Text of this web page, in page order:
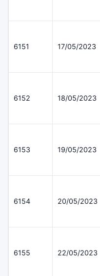
6151 17/05/2023
6152 18/05/2023
6153 19/05/2023
6154 20/05/2023
6155 22/05/2023